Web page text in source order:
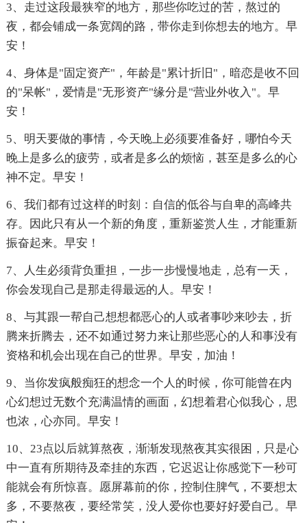
3、走过这段最狭窄的地方，那些你吃过的苦，熬过的
夜，都会铺成一条宽阔的路，带你走到你想去的地方。早
安！
4、身体是"固定资产"，年龄是"累计折旧"，暗恋是收不回
的"呆帐"，爱情是"无形资产"缘分是"营业外收入"。早
安！
5、明天要做的事情，今天晚上必须要准备好，哪怕今天
晚上是多么的疲劳，或者是多么的烦恼，甚至是多么的心
神不定。早安！
6、我们都有过这样的时刻：自信的低谷与自卑的高峰共
存。因此只有从一个新的角度，重新鉴赏人生，才能重新
振奋起来。早安！
7、人生必须背负重担，一步一步慢慢地走，总有一天，
你会发现自己是那走得最远的人。早安！
8、与其跟一帮自己想想都恶心的人或者事吵来吵去，折
腾来折腾去，还不如通过努力来让那些恶心的人和事没有
资格和机会出现在自己的世界。早安，加油！
9、当你发疯般痴狂的想念一个人的时候，你可能曾在内
心幻想过无数个充满温情的画面，幻想着君心似我心，思
也浓，心亦同。早安！
10、23点以后就算熬夜，渐渐发现熬夜其实很困，只是心
中一直有所期待及牵挂的东西，它迟迟让你感觉下一秒可
能就会有所惊喜。愿屏幕前的你，控制住脾气，不要想太
多，不要熬夜，要经常笑，没人爱你也要好好爱自己。早